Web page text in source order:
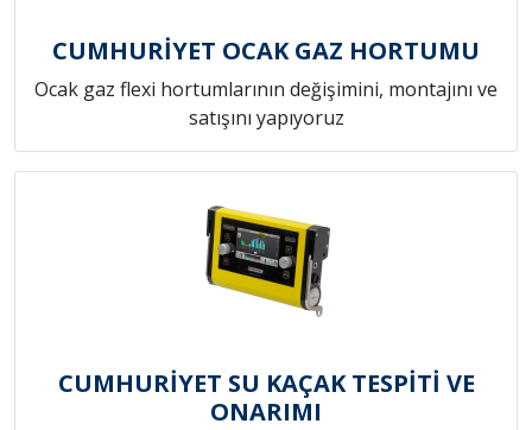
CUMHURİYET OCAK GAZ HORTUMU
Ocak gaz flexi hortumlarının değişimini, montajını ve
satışını yapıyoruz
CUMHURİYET SU KAÇAK TESPİTİ VE
ONARIMI